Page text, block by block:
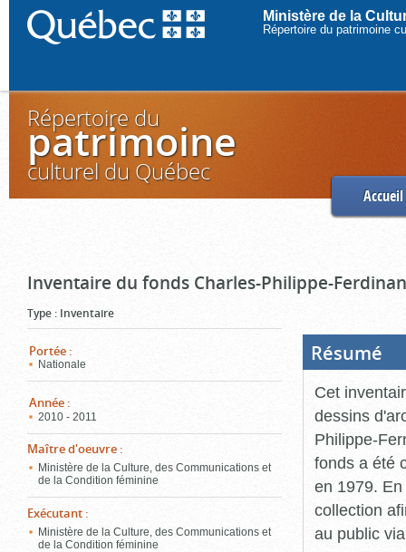
Ministère de la
Répertoire du patrimoine
Répertoire du
patrimoine
culturel du Québec
Accueil
Inventaire du fonds Charles-Philippe-
Type : Inventaire
Portée :
Nationale
Année :
2010 - 2011
Maître d'oeuvre :
Ministère de la Culture, des Communications et
de la Condition féminine
Exécutant :
Ministère de la Culture, des Communications et
de la Condition féminine
Résumé
Cet
dessins
Philippe-
fonds a été
en 1979.
collection
au public